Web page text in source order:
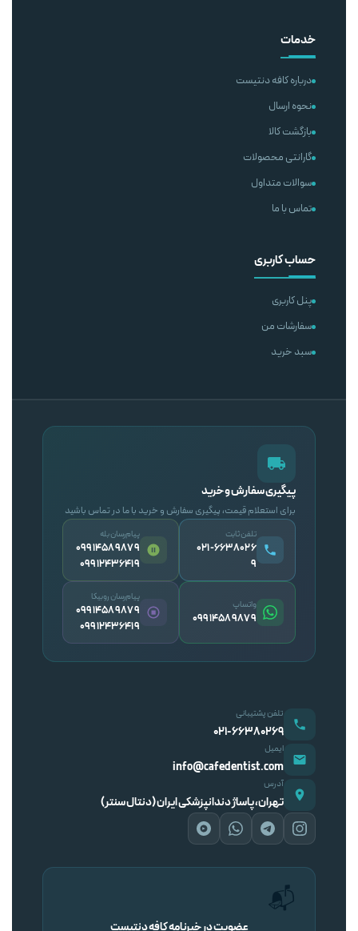
خدمات
درباره کافه دنتیست
نحوه ارسال
بازگشت کالا
گارانتی محصولات
سوالات متداول
تماس با ما
حساب کاربری
پنل کاربری
سفارشات من
سبد خرید
پیگیری سفارش و خرید
برای استعلام قیمت، پیگیری سفارش و خرید با ما در تماس باشید
تلفن ثابت
۰۲۱-۶۶۳۸۰۲۶
۹
پیام‌رسان بله
09914589879
09912436419
واتساپ
09914589879
پیام‌رسان روبیکا
09914589879
09912436419
تلفن پشتیبانی
۰۲۱-۶۶۳۸۰۲۶۹
ایمیل
info@cafedentist.com
آدرس
تهران، پاساژ دندانپزشکی ایران (دنتال سنتر)
📬
عضویت در خبرنامه کافه دنتیست